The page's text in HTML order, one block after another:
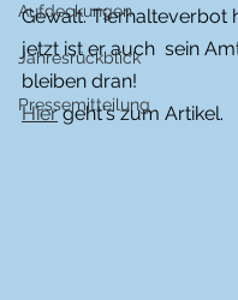
Aufdeckungen
Jahresrückblick
Pressemitteilung
Gewalt. Tierhalteverbot
jetzt ist er auch  sein
bleiben dran!
Hier geht's zum Artikel.